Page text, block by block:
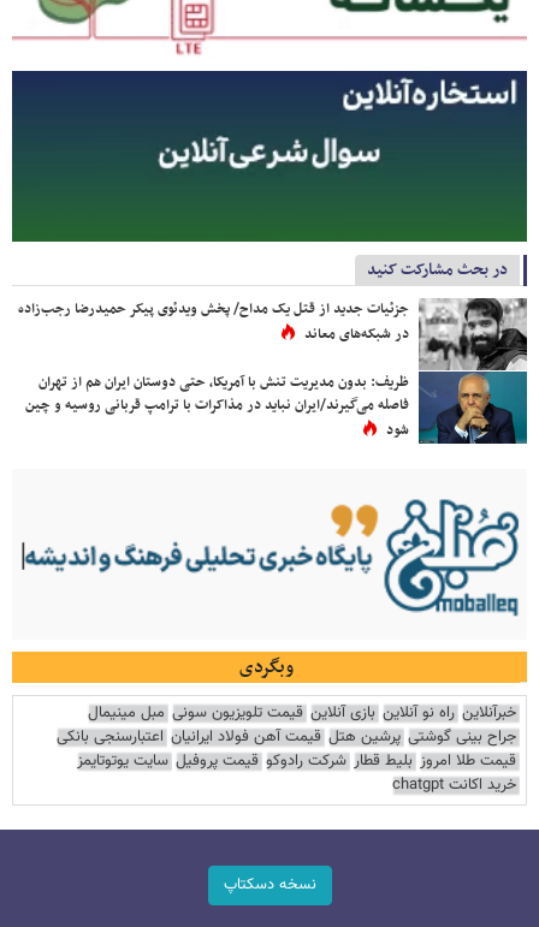
در بحث مشارکت کنید
جزئیات جدید از قتل یک مداح/ پخش ویدئوی پیکر حمیدرضا رجب‌زاده
در شبکه‌های معاند
ظریف: بدون مدیریت تنش با آمریکا، حتی دوستان ایران هم از تهران
فاصله می‌گیرند/ایران نباید در مذاکرات با ترامپ قربانی روسیه و چین
شود
وبگردی
خبرآنلاین راه نو آنلاین بازی آنلاین قیمت تلویزیون سونی مبل مینیمال
جراح بینی گوشتی پرشین هتل قیمت آهن فولاد ایرانیان اعتبارسنجی بانکی
قیمت طلا امروز بلیط قطار شرکت رادوکو قیمت پروفیل سایت یوتوتایمز
خرید اکانت chatgpt
نسخه دسکتاپ